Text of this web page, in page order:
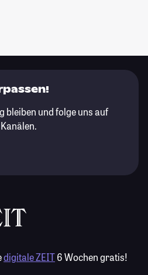
bleiben und folge uns auf
digitale ZEIT6 Wochen gratis!